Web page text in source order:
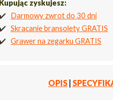
Kupując zyskujesz:
Darmowy zwrot do 30 dni
Skracanie bransolety GRATIS
Grawer na zegarku GRATIS
OPIS |